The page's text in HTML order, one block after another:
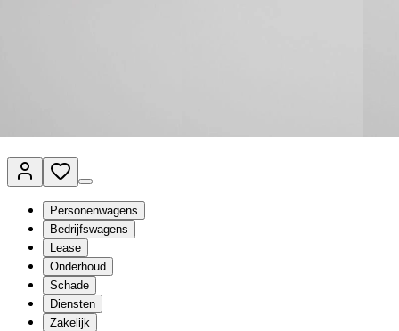
Personenwagens
Bedrijfswagens
Lease
Onderhoud
Schade
Diensten
Zakelijk